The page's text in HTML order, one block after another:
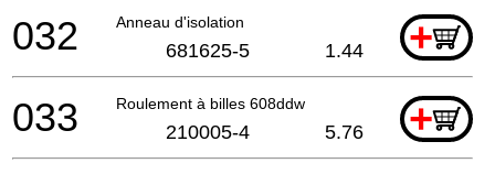
Anneau d'isolation +
032 681625-5 1.44
Roulement à billes 608ddw +
033 210005-4 5.76